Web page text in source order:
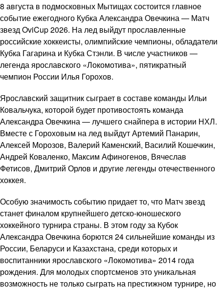
8 августа в подмосковных Мытищах состоится главное
событие ежегодного Кубка Александра Овечкина — Матч
звезд OviCup 2026. На лед выйдут прославленные
российские хоккеисты, олимпийские чемпионы, обладатели
Кубка Гагарина и Кубка Стэнли. В числе участников —
легенда ярославского «Локомотива», пятикратный
чемпион России Илья Горохов.
Ярославский защитник сыграет в составе команды Ильи
Ковальчука, которой будет противостоять команда
Александра Овечкина — лучшего снайпера в истории НХЛ.
Вместе с Гороховым на лед выйдут Артемий Панарин,
Алексей Морозов, Валерий Каменский, Василий Кошечкин,
Андрей Коваленко, Максим Афиногенов, Вячеслав
Фетисов, Дмитрий Орлов и другие легенды отечественного
хоккея.
Особую значимость событию придает то, что Матч звезд
станет финалом крупнейшего детско-юношеского
хоккейного турнира страны. В этом году за Кубок
Александра Овечкина борются 24 сильнейшие команды из
России, Беларуси и Казахстана, среди которых и
воспитанники ярославского «Локомотива» 2014 года
рождения. Для молодых спортсменов это уникальная
возможность не только сыграть на престижном турнире, но